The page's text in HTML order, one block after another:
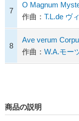
7
O Magnum
作曲： T.L.de ヴ
8
Ave verum
作曲： W.A.モー
商品の説明